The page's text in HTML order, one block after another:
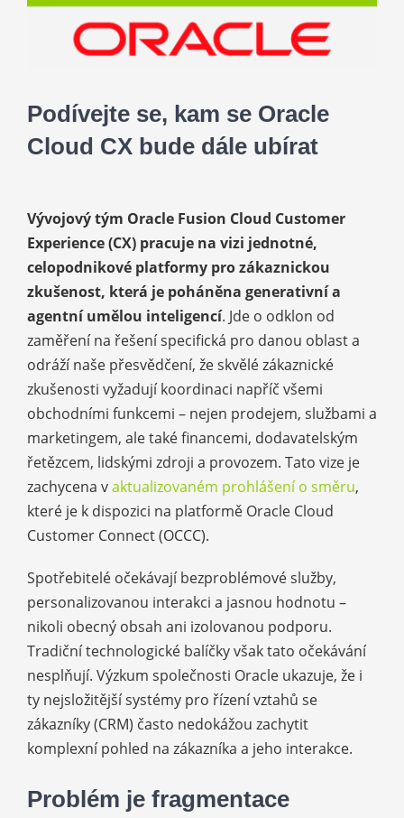
Podívejte se, kam se Oracle
Cloud CX bude dále ubírat
Vývojový tým Oracle Fusion Cloud Customer
Experience (CX) pracuje na vizi jednotné,
celopodnikové platformy pro zákaznickou
zkušenost, která je poháněna generativní a
agentní umělou inteligencí. Jde o odklon od
zaměření na řešení specifická pro danou oblast a
odráží naše přesvědčení, že skvělé zákaznické
zkušenosti vyžadují koordinaci napříč všemi
obchodními funkcemi – nejen prodejem, službami a
marketingem, ale také financemi, dodavatelským
řetězcem, lidskými zdroji a provozem. Tato vize je
zachycena vaktualizovaném prohlášení o směru,
které je k dispozici na platformě Oracle Cloud
Customer Connect (OCCC).
Spotřebitelé očekávají bezproblémové služby,
personalizovanou interakci a jasnou hodnotu –
nikoli obecný obsah ani izolovanou podporu.
Tradiční technologické balíčky však tato očekávání
nesplňují. Výzkum společnosti Oracle ukazuje, že i
ty nejsložitější systémy pro řízení vztahů se
zákazníky (CRM) často nedokážou zachytit
komplexní pohled na zákazníka a jeho interakce.
Problém je fragmentace